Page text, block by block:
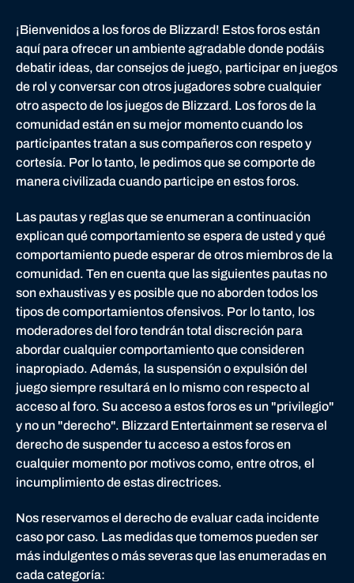
s
t
e
n
c
i
a
d
e
a
t
t
l
e
.
n
e
t
¡Bienvenidos a los foros de Blizzard! Estos foros están
aquí para ofrecer un ambiente agradable donde podáis
debatir ideas, dar consejos de juego, participar en juegos
de rol y conversar con otros jugadores sobre cualquier
otro aspecto de los juegos de Blizzard. Los foros de la
comunidad están en su mejor momento cuando los
participantes tratan a sus compañeros con respeto y
cortesía. Por lo tanto, le pedimos que se comporte de
manera civilizada cuando participe en estos foros.
Las pautas y reglas que se enumeran a continuación
explican qué comportamiento se espera de usted y qué
comportamiento puede esperar de otros miembros de la
comunidad. Ten en cuenta que las siguientes pautas no
son exhaustivas y es posible que no aborden todos los
tipos de comportamientos ofensivos. Por lo tanto, los
moderadores del foro tendrán total discreción para
abordar cualquier comportamiento que consideren
inapropiado. Además, la suspensión o expulsión del
juego siempre resultará en lo mismo con respecto al
acceso al foro. Su acceso a estos foros es un "privilegio"
y no un "derecho". Blizzard Entertainment se reserva el
derecho de suspender tu acceso a estos foros en
cualquier momento por motivos como, entre otros, el
incumplimiento de estas directrices.
Nos reservamos el derecho de evaluar cada incidente
caso por caso. Las medidas que tomemos pueden ser
más indulgentes o más severas que las enumeradas en
cada categoría: